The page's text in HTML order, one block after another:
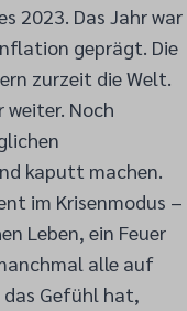
2023. Das Jahr war
geprägt. Die
zurzeit die Welt.
weiter. Noch
kaputt machen.
im Krisenmodus –
Leben, ein Feuer
alle auf
das Gefühl hat,